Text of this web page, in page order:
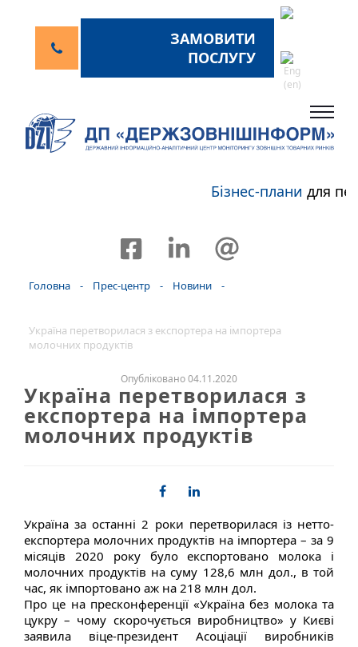
ЗАМОВИТИ
ПОСЛУГУ
Бізнес-планидля
Головна - Прес-центр - Новини -
Україна перетворилася з експортера на імпортера
молочних продуктів
Опубліковано 04.11.2020
Україна перетворилася з
експортера на імпортера
молочних продуктів
Україна за останні 2 роки перетворилася із нетто-
експортера молочних продуктів на імпортера – за 9
місяців 2020 року було експортовано молока і
молочних продуктів на суму 128,6 млн дол., в той
час, як імпортовано аж на 218 млн дол.
Про це на пресконференції «Україна без молока та
цукру – чому скорочується виробництво» у Києві
заявила віце-президент Асоціації виробників